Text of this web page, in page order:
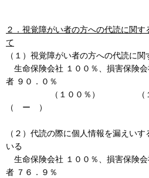
２．視覚障がい者の方への代読に関
て
（１）視覚障がい者の方への代読に
生命保険会社 １００％、損害保険
者 ９０．０％
（１００％） （
（ ー ）
（２）代読の際に個人情報を漏えい
いる
生命保険会社 １００％、損害保険
者 ７６．